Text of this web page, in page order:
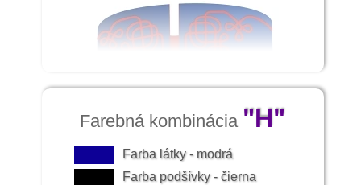
Farebná kombinácia "H"
Farba látky - modrá
Farba podšívky - čierna